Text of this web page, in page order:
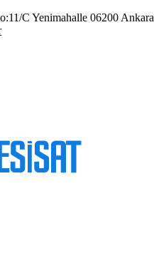
C Yenimahalle 06200 Ankara